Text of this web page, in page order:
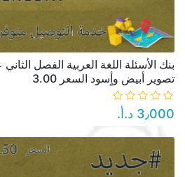
تصوير أبيض وأٍسود السعر 3.00
3٫000 د.أ.‏